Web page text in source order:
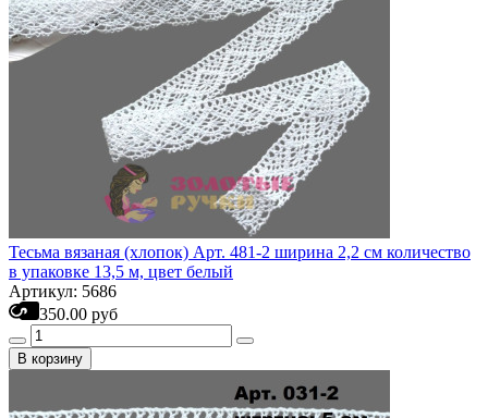
Тесьма вязаная (хлопок) Арт. 481-2 ширина 2,2 см количество
в упаковке 13,5 м, цвет белый
Артикул: 5686
350.00 руб
В корзину